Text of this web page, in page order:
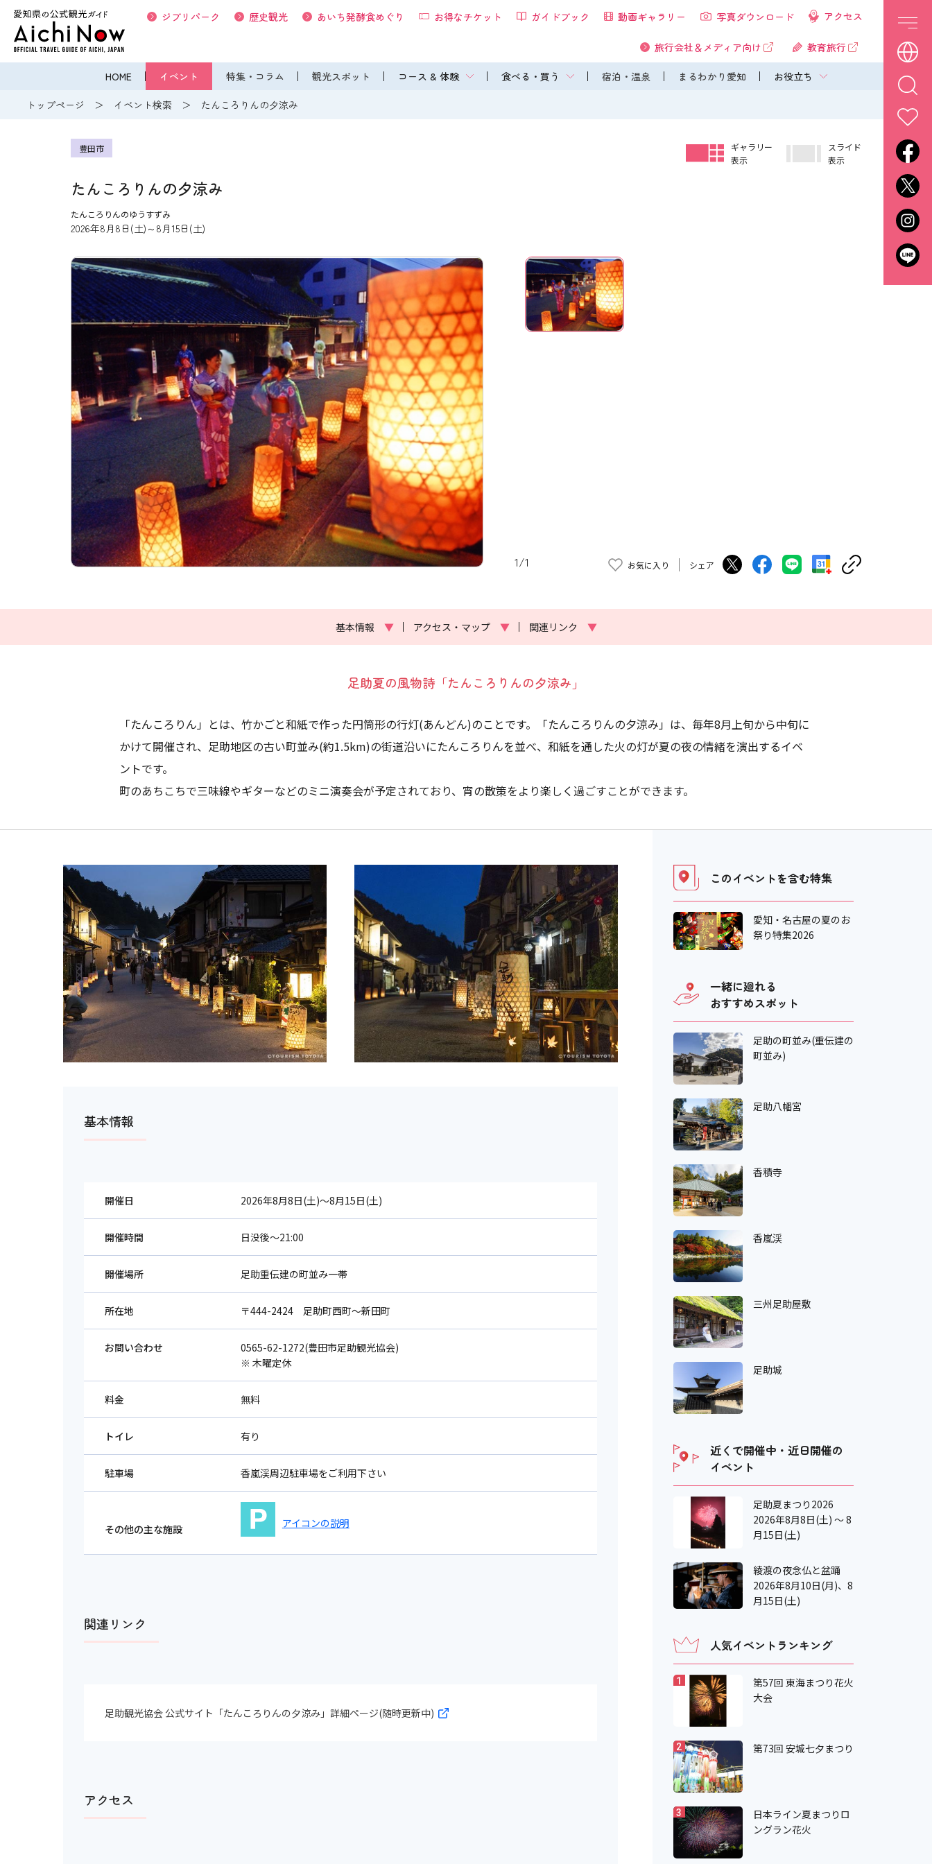
HOME イベント 特集・コラム 観光スポット コース & 体験 食べる・買う 宿泊・温泉 まるわかり愛知 お役立ち
ジブリパーク 歴史観光 あいち発酵食めぐり お得なチケット ガイドブック 動画ギャラリー 写真ダウンロード アクセス
旅行会社＆メディア向け 教育旅行
トップページ イベント検索 たんころりんの夕涼み
豊田市
たんころりんの夕涼み
たんころりんのゆうすずみ
2026年8月8日(土)～8月15日(土)
ギャラリー
表示
スライド
表示
1/1 お気に入り シェア
基本情報 ▼ アクセス・マップ ▼ 関連リンク ▼
足助夏の風物詩「たんころりんの夕涼み」
「たんころりん」とは、竹かごと和紙で作った円筒形の行灯(あんどん)のことです。「たんころりんの夕涼み」は、毎年8月上旬から中旬に
かけて開催され、足助地区の古い町並み(約1.5km)の街道沿いにたんころりんを並べ、和紙を通した火の灯が夏の夜の情緒を演出するイベ
ントです。
町のあちこちで三味線やギターなどのミニ演奏会が予定されており、宵の散策をより楽しく過ごすことができます。
基本情報
開催日 2026年8月8日(土)～8月15日(土)
開催時間 日没後～21:00
開催場所 足助重伝建の町並み一帯
所在地 〒444-2424 足助町西町～新田町
お問い合わせ
0565-62-1272(豊田市足助観光協会)
※ 木曜定休
料金 無料
トイレ 有り
駐車場 香嵐渓周辺駐車場をご利用下さい
その他の主な施設 アイコンの説明
関連リンク
足助観光協会 公式サイト「たんころりんの夕涼み」詳細ページ(随時更新中)
アクセス
このイベントを含む特集
愛知・名古屋の夏のお
祭り特集2026
一緒に廻れる
おすすめスポット
足助の町並み(重伝建の
町並み)
足助八幡宮
香積寺
香嵐渓
三州足助屋敷
足助城
近くで開催中・近日開催の
イベント
足助夏まつり2026
2026年8月8日(土) ～ 8
月15日(土)
綾渡の夜念仏と盆踊
2026年8月10日(月)、8
月15日(土)
人気イベントランキング
1
第57回 東海まつり花火
大会
2 第73回 安城七夕まつり
3
日本ライン夏まつりロ
ングラン花火